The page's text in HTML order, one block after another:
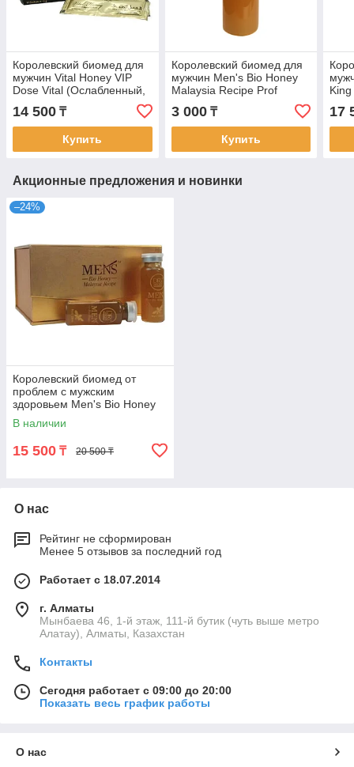
Королевский биомед для
мужчин Vital Honey VIP
Dose Vital (Ослабленный,
12 пакетиков по 15 г)
14 500 ₸
Купить
Королевский биомед для
мужчин Men's Bio Honey
Malaysia Recipe Prof
Secret (1 ампула / 20 мл)
3 000₸
Купить
17
Акционные предложения и новинки
–24%
Королевский биомед от
проблем с мужским
здоровьем Men's Bio Honey
Dr's Secret (200 мл,
Малайзия)
В наличии
15 500 ₸ 20 500 ₸
О нас
Рейтинг не сформирован
Менее 5 отзывов за последний год
Работает с 18.07.2014
г. Алматы
Мынбаева 46, 1-й этаж, 111-й бутик (чуть выше метро
Алатау), Алматы, Казахстан
Контакты
Сегодня работает с 09:00 до 20:00
Показать весь график работы
О нас